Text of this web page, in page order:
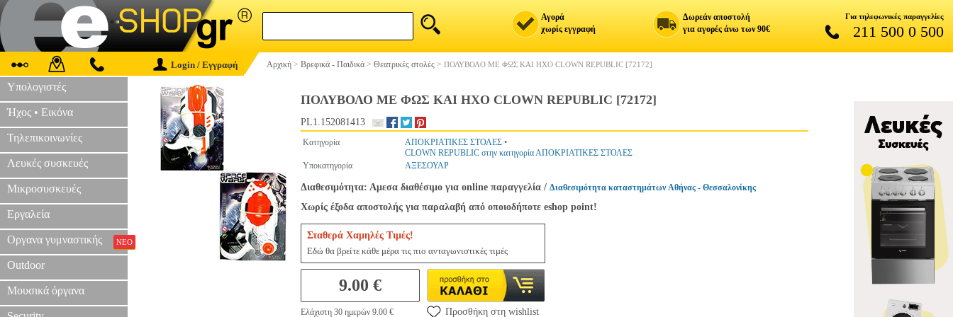
Αγορά
χωρίς εγγραφή
Δωρεάν αποστολή
για αγορές άνω των 90€
Για τηλεφωνικές παραγγελίες
211 500 0 500
Login / Εγγραφή Αρχική > Βρεφικά - Παιδικά > Θεατρικές στολές > ΠΟΛΥΒΟΛΟ ΜΕ ΦΩΣ ΚΑΙ ΗΧΟ CLOWN REPUBLIC [72172]
Υπολογιστές
Ήχος • Εικόνα
Τηλεπικοινωνίες
Λευκές συσκευές
Μικροσυσκευές
Εργαλεία
Οργανα γυμναστικής ΝΕΟ
Outdoor
Μουσικά όργανα
ΠΟΛΥΒΟΛΟ ΜΕ ΦΩΣ ΚΑΙ ΗΧΟ CLOWN REPUBLIC [72172]
PL1.152081413
Κατηγορία ΑΠΟΚΡΙΑΤΙΚΕΣ ΣΤΟΛΕΣ •
CLOWN REPUBLIC στην κατηγορία ΑΠΟΚΡΙΑΤΙΚΕΣ ΣΤΟΛΕΣ
Υποκατηγορία
ΑΞΕΣΟΥΑΡ
Διαθεσιμότητα: Αμεσα διαθέσιμο για online παραγγελία / Διαθεσιμότητα καταστημάτων Αθήνας - Θεσσαλονίκης
Χωρίς έξοδα αποστολής για παραλαβή από οποιοδήποτε eshop point!
Σταθερά Χαμηλές Τιμές!
Εδώ θα βρείτε κάθε μέρα τις πιο ανταγωνιστικές τιμές
9.00 €
Ελάχιστη 30 ημερών 9.00 € Προσθήκη στη wishlist